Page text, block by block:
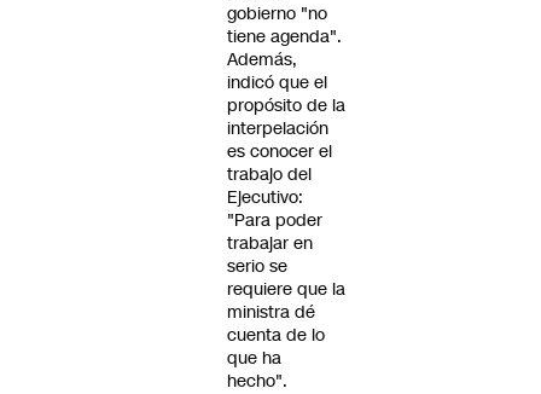
gobierno "no
tiene agenda".
Además,
indicó que el
propósito de la
interpelación
es conocer el
trabajo del
Ejecutivo:
"Para poder
trabajar en
serio se
requiere que la
ministra dé
cuenta de lo
que ha
hecho".